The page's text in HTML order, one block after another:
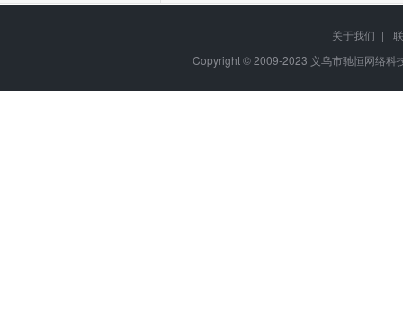
关于我们 |
Copyright © 2009-2023 义乌市驰恒网络科